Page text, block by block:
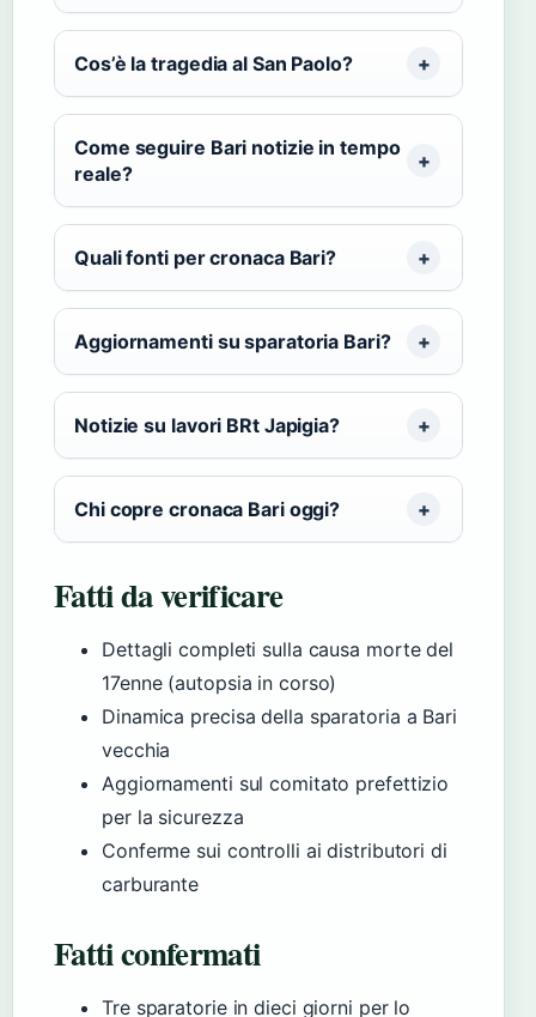
Cos’è la tragedia al San Paolo?
Come seguire Bari notizie in tempo
reale?
Quali fonti per cronaca Bari?
Aggiornamenti su sparatoria Bari?
Notizie su lavori BRt Japigia?
Chi copre cronaca Bari oggi?
Fatti da verificare
Dettagli completi sulla causa morte del
17enne (autopsia in corso)
Dinamica precisa della sparatoria a Bari
vecchia
Aggiornamenti sul comitato prefettizio
per la sicurezza
Conferme sui controlli ai distributori di
carburante
Fatti confermati
Tre sparatorie in dieci giorni per lo